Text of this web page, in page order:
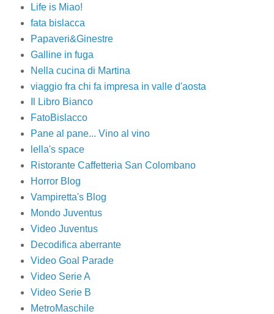
Life is Miao!
fata bislacca
Papaveri&Ginestre
Galline in fuga
Nella cucina di Martina
viaggio fra chi fa impresa in valle d'aosta
Il Libro Bianco
FatoBislacco
Pane al pane... Vino al vino
lella's space
Ristorante Caffetteria San Colombano
Horror Blog
Vampiretta's Blog
Mondo Juventus
Video Juventus
Decodifica aberrante
Video Goal Parade
Video Serie A
Video Serie B
MetroMaschile